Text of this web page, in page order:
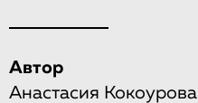
Автор
Анастасия Кокоурова